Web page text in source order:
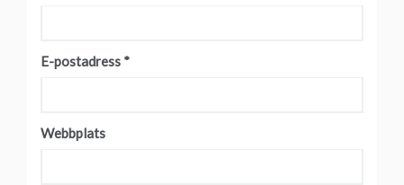
E-postadress *
Webbplats